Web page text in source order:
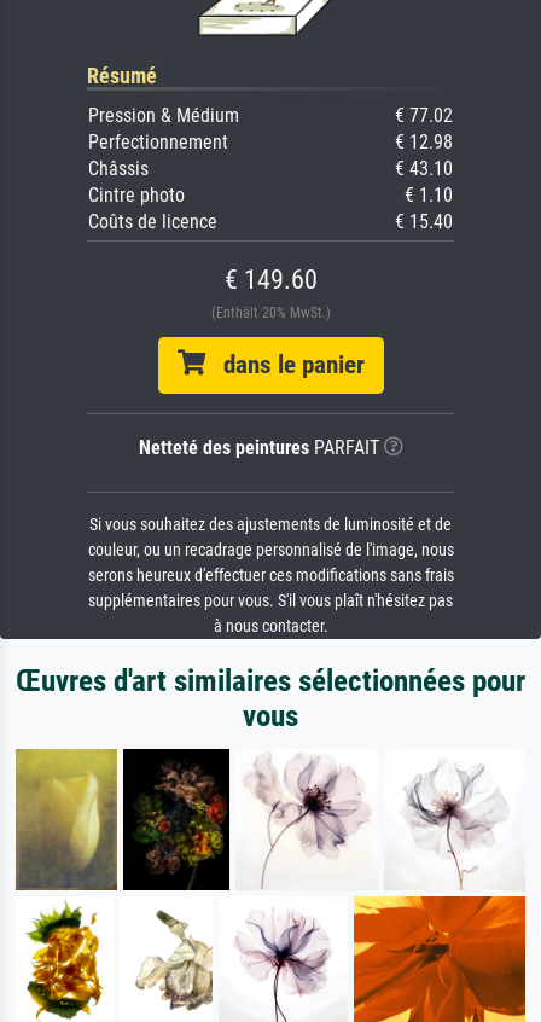
Résumé
Pression & Médium
€ 77.02
Perfectionnement
€ 12.98
Châssis
€ 43.10
Cintre photo
€ 1.10
Coûts de licence
€ 15.40
€ 149.60
(Enthält 20% MwSt.)
dans le panier
Netteté des peinturesPARFAIT
Si vous souhaitez des ajustements de luminosité et de
couleur, ou un recadrage personnalisé de l'image, nous
serons heureux d'effectuer ces modifications sans frais
supplémentaires pour vous. S'il vous plaît n'hésitez pas
à nous contacter.
Œuvres d'art similaires sélectionnées pour
vous